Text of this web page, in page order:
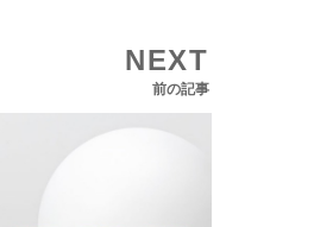
NEXT
前の記事